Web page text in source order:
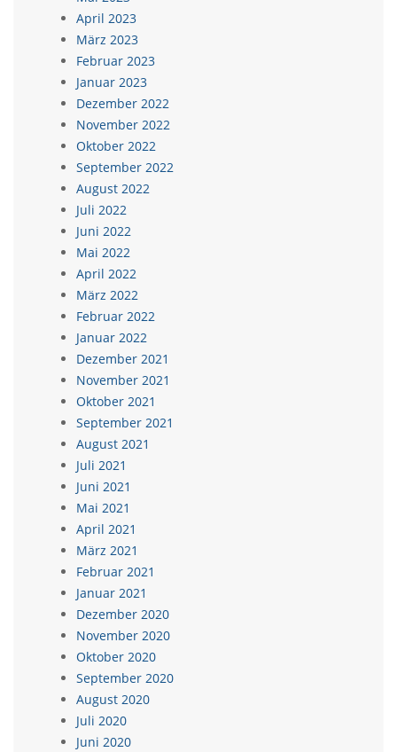
April 2023
März 2023
Februar 2023
Januar 2023
Dezember 2022
November 2022
Oktober 2022
September 2022
August 2022
Juli 2022
Juni 2022
Mai 2022
April 2022
März 2022
Februar 2022
Januar 2022
Dezember 2021
November 2021
Oktober 2021
September 2021
August 2021
Juli 2021
Juni 2021
Mai 2021
April 2021
März 2021
Februar 2021
Januar 2021
Dezember 2020
November 2020
Oktober 2020
September 2020
August 2020
Juli 2020
Juni 2020